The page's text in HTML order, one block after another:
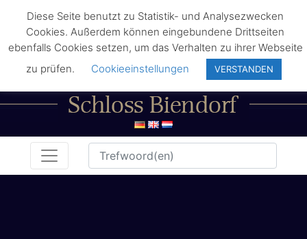
Diese Seite benutzt zu Statistik- und Analysezwecken
Cookies. Außerdem können eingebundene Drittseiten
ebenfalls Cookies setzen, um das Verhalten zu ihrer Webseite
zu prüfen.
Cookieeinstellungen VERSTANDEN